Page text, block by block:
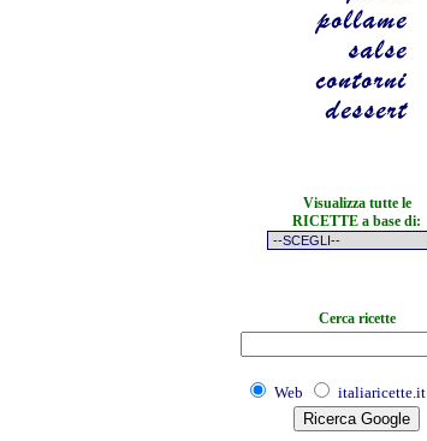
Visualizza tutte le
RICETTE a base di:
Cerca ricette
Web italiaricette.it